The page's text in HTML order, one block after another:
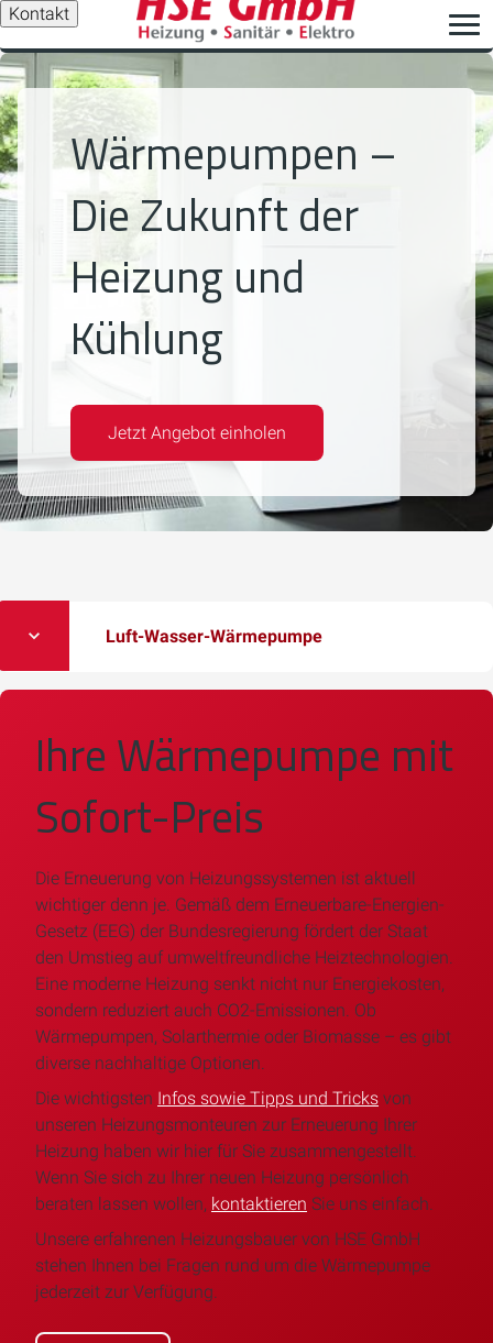
Kontakt
Wärmepumpen –
Die Zukunft der
Heizung und
Kühlung
Jetzt Angebot einholen
Luft-Wasser-Wärmepumpe
Ihre Wärmepumpe mit
Sofort-Preis
Die Erneuerung von Heizungssystemen ist aktuell
wichtiger denn je. Gemäß dem Erneuerbare-Energien-
Gesetz (EEG) der Bundesregierung fördert der Staat
den Umstieg auf umweltfreundliche Heiztechnologien.
Eine moderne Heizung senkt nicht nur Energiekosten,
sondern reduziert auch CO2-Emissionen. Ob
Wärmepumpen, Solarthermie oder Biomasse – es gibt
diverse nachhaltige Optionen.
Die wichtigsten Infos sowie Tipps und Tricks von
unseren Heizungsmonteuren zur Erneuerung Ihrer
Heizung haben wir hier für Sie zusammengestellt.
Wenn Sie sich zu Ihrer neuen Heizung persönlich
beraten lassen wollen, kontaktieren Sie uns einfach.
Unsere erfahrenen Heizungsbauer von HSE GmbH
stehen Ihnen bei Fragen rund um die Wärmepumpe
jederzeit zur Verfügung.